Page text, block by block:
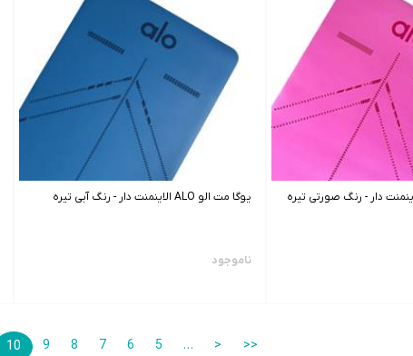
یوگا مت الو ALO الاینمنت دار - رنگ آبی تیره
ناموجود
<<
<
…
5
6
7
8
9
10